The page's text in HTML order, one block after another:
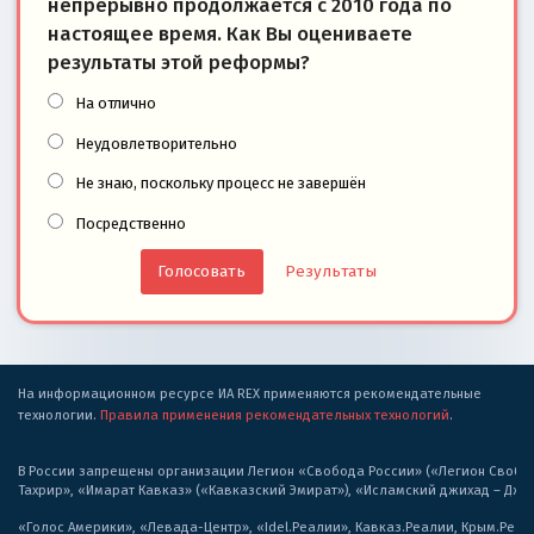
непрерывно продолжается с 2010 года по
настоящее время. Как Вы оцениваете
результаты этой реформы?
На отлично
Неудовлетворительно
Не знаю, поскольку процесс не завершён
Посредственно
Результаты
На информационном ресурсе ИА REX применяются рекомендательные
технологии. Правила применения рекомендательных технологий.
В России запрещены организации Легион «Свобода России» («Легион
Тахрир», «Имарат Кавказ» («Кавказский Эмират»), «Исламский джихад –
«Голос Америки», «Левада-Центр», «Idel.Реалии», Кавказ.Реалии,